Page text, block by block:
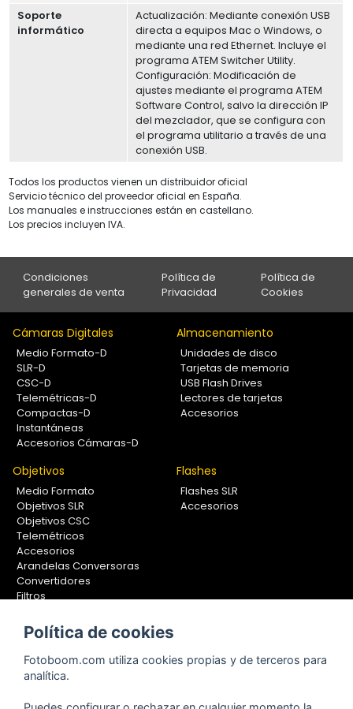
Soporte
informático
Actualización: Mediante conexión USB
directa a equipos Mac o Windows, o
mediante una red Ethernet. Incluye el
programa ATEM Switcher Utility.
Configuración: Modificación de
ajustes mediante el programa ATEM
Software Control, salvo la dirección IP
del mezclador, que se configura con
el programa utilitario a través de una
conexión USB.
Todos los productos vienen un distribuidor oficial
Servicio técnico del proveedor oficial en España.
Los manuales e instrucciones están en castellano.
Los precios incluyen IVA.
Condiciones
generales de venta
Política de
Privacidad
Política de
Cookies
Cámaras Digitales
Medio Formato-D
SLR-D
CSC-D
Telemétricas-D
Compactas-D
Instantáneas
Accesorios Cámaras-D
Almacenamiento
Unidades de disco
Tarjetas de memoria
USB Flash Drives
Lectores de tarjetas
Accesorios
Objetivos
Medio Formato
Objetivos SLR
Objetivos CSC
Telemétricos
Accesorios
Arandelas Conversoras
Convertidores
Filtros
Calibradores
Flashes
Flashes SLR
Accesorios
Soportes Fotografía
Monopiés
Trípodes
Política de cookies
Fotoboom.com utiliza cookies propias y de terceros para
analítica.